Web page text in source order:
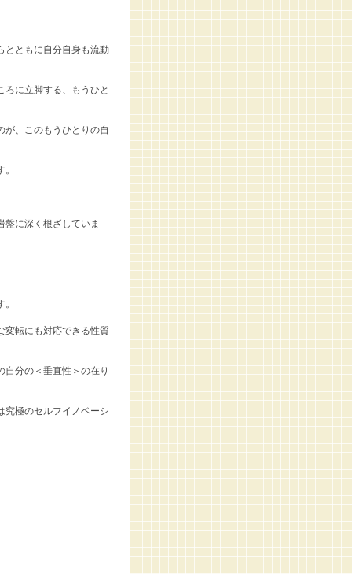
とともに自分自身も流動
に立脚する、もうひと
が、このもうひとりの自
に深く根ざしていま
変転にも対応できる性質
分の＜垂直性＞の在り
究極のセルフイノベーシ